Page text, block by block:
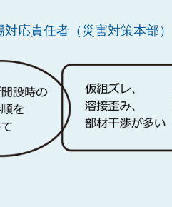
対応責任者（災害対策本部）